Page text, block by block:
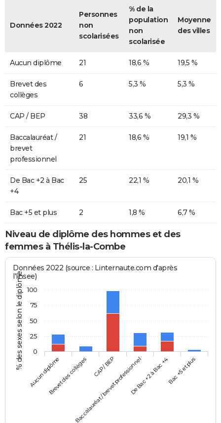
Données 2022
Personnes
non
scolarisées
% de la
population
non
scolarisée
Moyenne
des villes
Aucun diplôme 21 18,6 % 19,5 %
Brevet des
collèges
6 5,3 % 5,3 %
CAP / BEP 38 33,6 % 29,3 %
Baccalauréat /
brevet
professionnel
21 18,6 % 19,1 %
De Bac +2 à Bac
+4
25 22,1 % 20,1 %
Bac +5 et plus 2 1,8 % 6,7 %
Niveau de diplôme des hommes et des
femmes à Thélis-la-Combe
% des sexes selon le diplôme
Données 2022 (source : Linternaute.com d'après
l'Insee)
Aucun diplômeBrevet des collèges CAP / BEP
Baccalauréat / brevet professionnelDe Bac +2 à Bac +4Bac +5 et plus
0
25
50
75
100